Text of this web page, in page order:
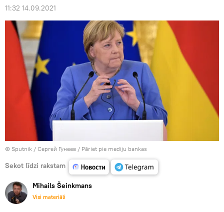
11:32 14.09.2021
© Sputnik / Сергей Гунеев / Pāriet pie mediju bankas
Sekot līdzi rakstam
Mihails Šeinkmans
Visi materiāli